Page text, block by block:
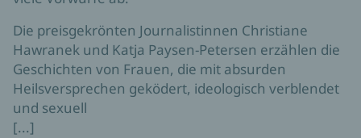
Die preisgekrönten Journalistinnen Christiane
Hawranek und Katja Paysen-Petersen erzählen die
Geschichten von Frauen, die mit absurden
Heilsversprechen geködert, ideologisch verblendet
und sexuell
[...]